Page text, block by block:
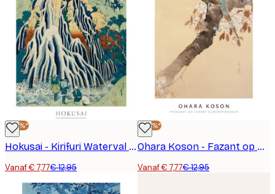
-40%*
Hokusai - Kirifuri Waterval bij Kurokami Berg in Shimotsuke Poster
Vanaf € 7,77€ 12,95
-40%*
Ohara Koson - Fazant op Kersenbloesem Tak Poster
Vanaf € 7,77€ 12,95